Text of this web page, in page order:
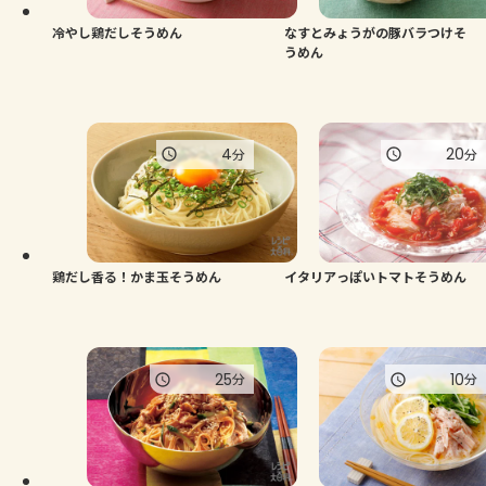
冷やし鶏だしそうめん
なすとみょうがの豚バラつけそ
うめん
鶏だし香る！かま玉そうめん
4分
イタリアっぽいトマトそうめん
20分
25分 10分